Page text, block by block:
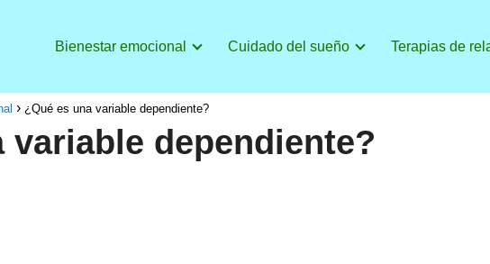
Bienestar emocional Cuidado del sueño Terapias de
¿Qué es una variable dependiente?
variable dependiente?